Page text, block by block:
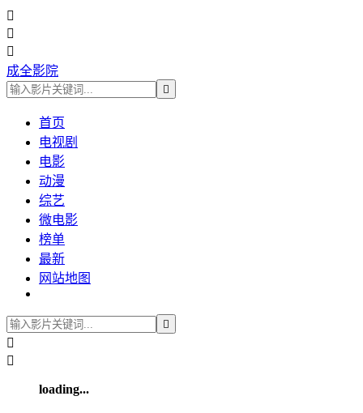



成全影院

首页
电视剧
电影
动漫
综艺
微电影
榜单
最新
网站地图



loading...